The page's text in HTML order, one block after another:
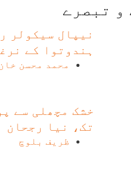
و تبصرے
نیپال سیکولر
ہندوتوا کے
محمد محسن
خشک مچھلی سے
تک، نیا رجحان
ظریف بلوچ